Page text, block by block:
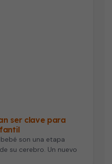
ser clave para
son una etapa
su cerebro. Un nuevo